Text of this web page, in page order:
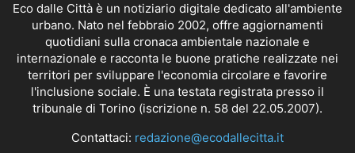
Eco dalle Città è un notiziario digitale dedicato all'ambiente
urbano. Nato nel febbraio 2002, offre aggiornamenti
quotidiani sulla cronaca ambientale nazionale e
internazionale e racconta le buone pratiche realizzate nei
territori per sviluppare l'economia circolare e favorire
l'inclusione sociale. È una testata registrata presso il
tribunale di Torino (iscrizione n. 58 del 22.05.2007).
Contattaci: redazione@ecodallecitta.it